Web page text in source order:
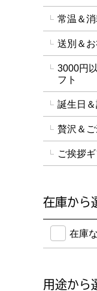
常温＆
送別＆
3000円
フト
誕生日＆
贅沢＆
ご挨拶ギ
在庫から
在庫のない
在庫
用途から